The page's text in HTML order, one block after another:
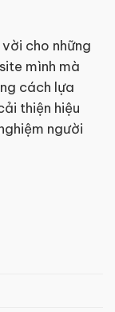
cho những
mình mà
cách lựa
thiện hiệu
người